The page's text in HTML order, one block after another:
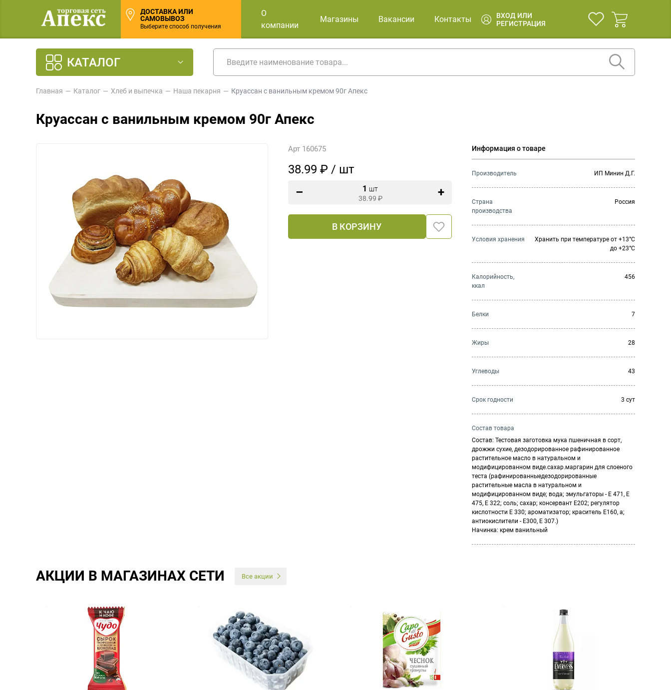
ДОСТАВКА ИЛИ
САМОВЫВОЗ
Выберите способ получения
О
компании
Магазины Вакансии Контакты
ВХОД ИЛИ
РЕГИСТРАЦИЯ
КАТАЛОГ
Главная Каталог Хлеб и выпечка Наша пекарня Круассан с ванильным кремом 90г Апекс
Круассан с ванильным кремом 90г Апекс
Арт 160675
38.99 ₽ / шт
1 шт
38.99 ₽
В КОРЗИНУ
Информация о товаре
Производитель ИП Минин Д.Г.
Страна
производства
Россия
Условия хранения
Хранить при температуре от +13°С
до +23°С
Калорийность,
ккал
456
Белки 7
Жиры 28
Углеводы 43
Cрок годности 3 сут
Состав товара
Состав: Тестовая заготовка мука пшеничная в сорт,
дрожжи сухие, дезодорированное рафинированное
растительное масло в натуральном и
модифицированном виде.сахар.маргарин для слоеного
теста (рафинированныедезодорированные
растительные масла в натуральном и
модифицированном виде; вода; эмульгаторы - Е 471, Е
475, Е 322; соль; сахар; консервант Е202; регулятор
кислотности Е 330; ароматизатор; краситель Е160, а;
антиокислители - Е300, Е 307.)
Начинка: крем ванильный
АКЦИИ В МАГАЗИНАХ СЕТИ Все акции